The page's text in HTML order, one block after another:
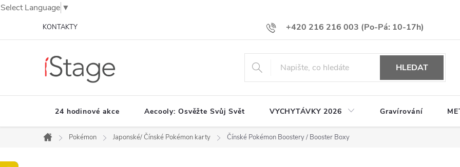
Select Language ▼
+420 216 216 003
KONTAKTY
HLEDAT
24 hodinové akce Aecooly: Osvěžte Svůj Svět VYCHYTÁVKY 2026 Gravírování
Domů
Pokémon Japonské/ Čínské Pokémon karty Čínské Pokémon Boostery / Booster Boxy